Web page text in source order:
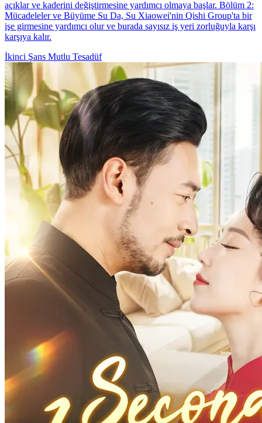
açıklar ve kaderini değiştirmesine yardımcı olmaya başlar. Bölüm 2:
Mücadeleler ve Büyüme Su Da, Su Xiaowei'nin Qishi Group'ta bir
işe girmesine yardımcı olur ve burada sayısız iş yeri zorluğuyla karşı
karşıya kalır.
İkinci Şans Mutlu Tesadüf